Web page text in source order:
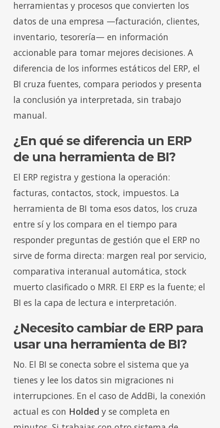
herramientas y procesos que convierten los
datos de una empresa —facturación, clientes,
inventario, tesorería— en información
accionable para tomar mejores decisiones. A
diferencia de los informes estáticos del ERP, el
BI cruza fuentes, compara periodos y presenta
la conclusión ya interpretada, sin trabajo
manual.
¿En qué se diferencia un ERP
de una herramienta de BI?
El ERP registra y gestiona la operación:
facturas, contactos, stock, impuestos. La
herramienta de BI toma esos datos, los cruza
entre sí y los compara en el tiempo para
responder preguntas de gestión que el ERP no
sirve de forma directa: margen real por servicio,
comparativa interanual automática, stock
muerto clasificado o MRR. El ERP es la fuente; el
BI es la capa de lectura e interpretación.
¿Necesito cambiar de ERP para
usar una herramienta de BI?
No. El BI se conecta sobre el sistema que ya
tienes y lee los datos sin migraciones ni
interrupciones. En el caso de AddBi, la conexión
actual es con Holded y se completa en